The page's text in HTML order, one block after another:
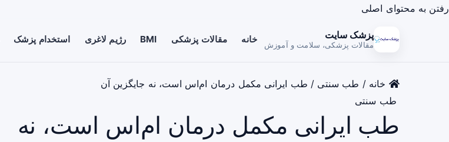
رفتن به محتوای اصلی
پزشک سایت
مقالات پزشکی، سلامت و آموزش خانه مقالات پزشکی BMI رژیم لاغری استخدام پزشک
خانه / طب سنتی / طب ایرانی مکمل درمان ام‌اس است، نه جایگزین آن
طب سنتی
طب ایرانی مکمل درمان ام‌اس است، نه